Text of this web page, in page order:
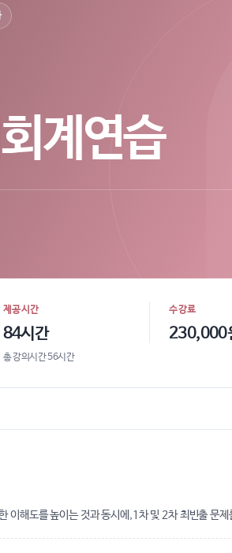
계연습
제공시간
84시간
총 강의시간 56시간
수강료
230,000
이해도를 높이는 것과 동시에,1차 및 2차 최빈출 문